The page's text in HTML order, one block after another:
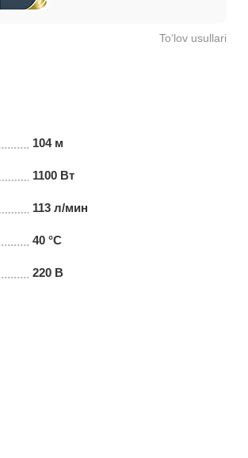
To‘lov usullari
104 м
1100 Вт
113 л/мин
40 °C
220 В